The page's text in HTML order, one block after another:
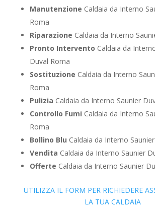
Manutenzione Caldaia da Interno
Roma
Riparazione Caldaia da Interno
Pronto Intervento Caldaia da
Duval Roma
Sostituzione Caldaia da Interno
Roma
Pulizia Caldaia da Interno Saunier
Controllo Fumi Caldaia da Interno
Roma
Bollino Blu Caldaia da Interno
Vendita Caldaia da Interno Saunier
Offerte Caldaia da Interno Saunier
UTILIZZA IL FORM PER RICHIEDERE
LA TUA CALDAIA